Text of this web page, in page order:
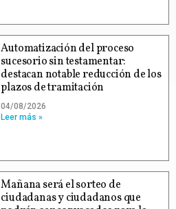
Automatización del proceso
sucesorio sin testamentar:
destacan notable reducción de los
plazos de tramitación
04/08/2026
Leer más »
Mañana será el sorteo de
ciudadanas y ciudadanos que